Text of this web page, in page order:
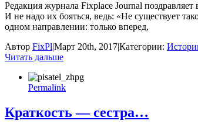
Редакция журнала Fixplace Journal
И не надо их бояться, ведь: «Не существует
одном направлении: только вперед,
Автор FixPl|Март 20th, 2017|Категории:
Читать дальше
Permalink
Краткость — сестра…